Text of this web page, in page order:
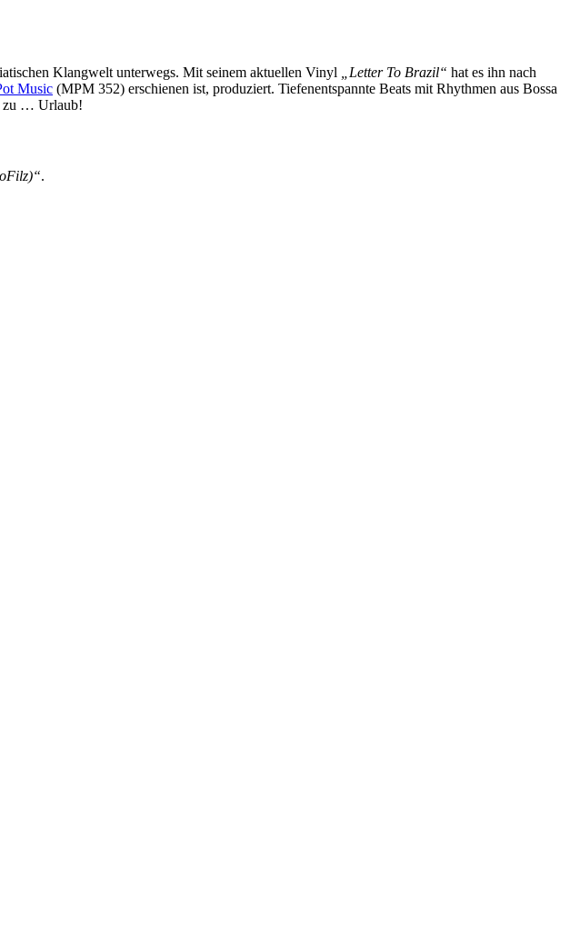
Klangwelt unterwegs. Mit seinem aktuellen Vinyl „Letter To Brazil“ hat es ihn nach
Music (MPM 352) erschienen ist, produziert. Tiefenentspannte Beats mit Rhythmen aus Bossa
zu … Urlaub!
.